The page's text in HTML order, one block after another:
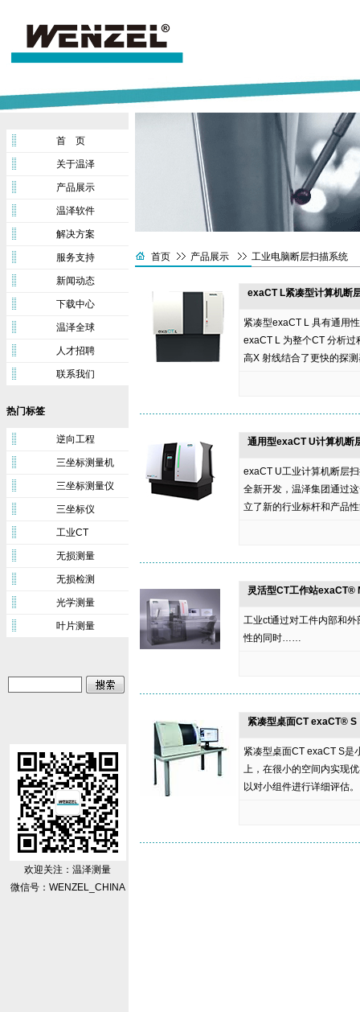
首 页
关于温泽
产品展示
温泽软件
解决方案
服务支持
新闻动态
下载中心
温泽全球
人才招聘
联系我们
热门标签
逆向工程
三坐标测量机
三坐标测量仪
三坐标仪
工业CT
无损测量
无损检测
光学测量
叶片测量
欢迎关注：温泽测量
微信号：WENZEL_CHINA
首页 产品展示 工业电脑断层扫描系统
exaCT L紧凑型计算机断
紧凑型exaCT L 具有通用
exaCT L 为整个CT 分析
高X 射线结合了更快的探
通用型exaCT U计算机断
exaCT U工业计算机断层
全新开发，温泽集团通过
立了新的行业标杆和产品
灵活型CT工作站exaCT®
工业ct通过对工件内部和
性的同时……
紧凑型桌面CT exaCT® S
紧凑型桌面CT exaCT S是
上，在很小的空间内实现
以对小组件进行详细评估。